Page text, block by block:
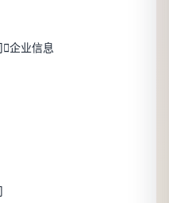
企业信息